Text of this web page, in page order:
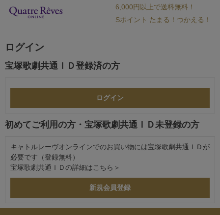
6,000円以上で送料無料！
Sポイント たまる！つかえる！
ログイン
宝塚歌劇共通ＩＤ登録済の方
初めてご利用の方・宝塚歌劇共通ＩＤ未登録の方
キャトルレーヴオンラインでのお買い物には宝塚歌劇共通ＩＤが
必要です（登録無料）
宝塚歌劇共通ＩＤの詳細は こちら＞